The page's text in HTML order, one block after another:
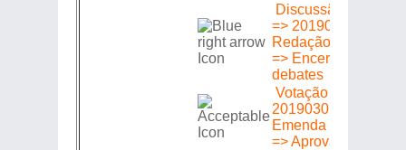
Discussão Segunda
=> 20190301606 =>
Redação do Vencido
=> Encerrada sem
debates
Votação =>
20190301606 =>
Emenda de redação
=> Aprovado (a) (s)